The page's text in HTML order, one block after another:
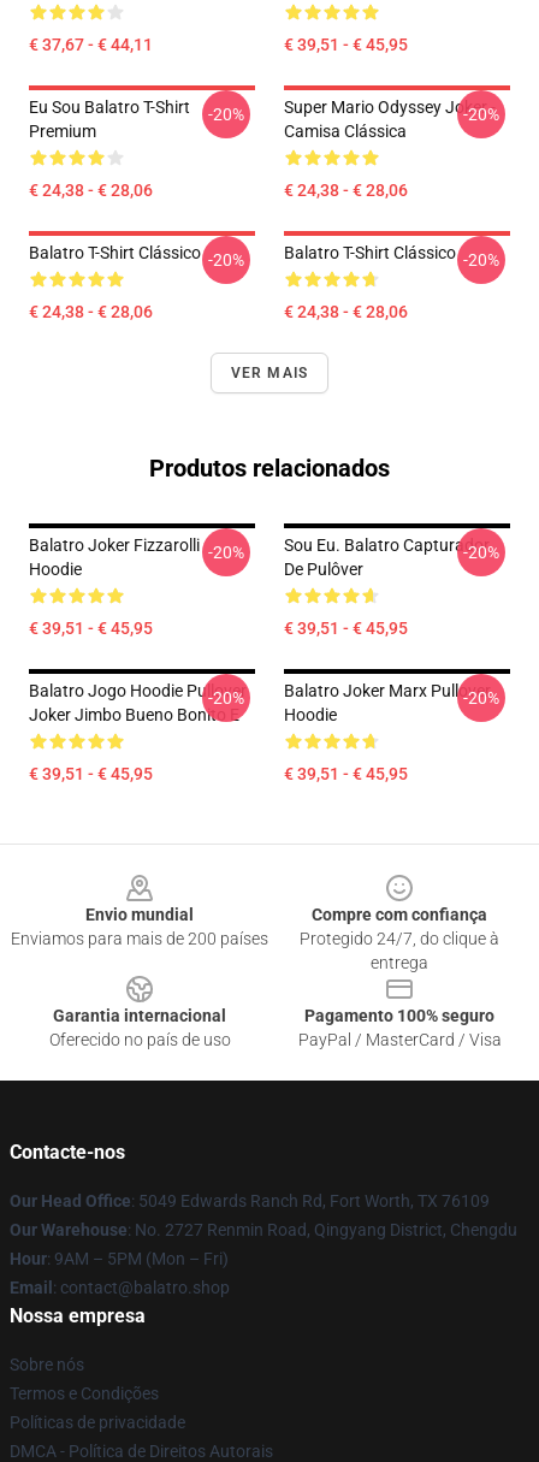
€ 37,67 - € 44,11 € 39,51 - € 45,95
Eu Sou Balatro T-Shirt
Premium
€ 24,38 - € 28,06
-20%
Super Mario Odyssey Joker -
Camisa Clássica
€ 24,38 - € 28,06
-20%
Balatro T-Shirt Clássico
€ 24,38 - € 28,06
-20% Balatro T-Shirt Clássico
€ 24,38 - € 28,06
-20%
VER MAIS
Produtos relacionados
Balatro Joker Fizzarolli
Hoodie
€ 39,51 - € 45,95
-20%
Sou Eu. Balatro Capturador
De Pulôver
€ 39,51 - € 45,95
-20%
Balatro Jogo Hoodie Pullover
Joker Jimbo Bueno Bonito E
€ 39,51 - € 45,95
-20%
Balatro Joker Marx Pullover
Hoodie
€ 39,51 - € 45,95
-20%
Envio mundial
Enviamos para mais de 200 países
Compre com confiança
Protegido 24/7, do clique à
entrega
Garantia internacional
Oferecido no país de uso
Pagamento 100% seguro
PayPal / MasterCard / Visa
Contacte-nos
Our Head Office: 5049 Edwards Ranch Rd, Fort Worth, TX 76109
Our Warehouse: No. 2727 Renmin Road, Qingyang District, Chengdu
Hour: 9AM – 5PM (Mon – Fri)
Email : contact@balatro.shop
Nossa empresa
Sobre nós
Termos e Condições
Políticas de privacidade
DMCA - Política de Direitos Autorais